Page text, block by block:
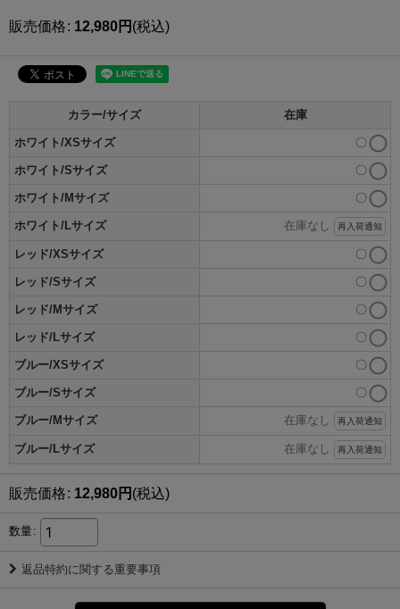
販売価格: 12,980円 (税込)
カラー/サイズ 在庫
ホワイト/XSサイズ 〇
ホワイト/Sサイズ 〇
ホワイト/Mサイズ 〇
ホワイト/Lサイズ 在庫なし 再入荷通知
レッド/XSサイズ 〇
レッド/Sサイズ 〇
レッド/Mサイズ 〇
レッド/Lサイズ 〇
ブルー/XSサイズ 〇
ブルー/Sサイズ 〇
ブルー/Mサイズ 在庫なし 再入荷通知
ブルー/Lサイズ 在庫なし 再入荷通知
販売価格: 12,980円 (税込)
数量:
返品特約に関する重要事項